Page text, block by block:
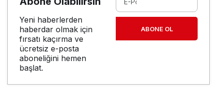
Yeni haberlerden
haberdar olmak için
fırsatı kaçırma ve
ücretsiz e-posta
aboneliğini hemen
başlat.
ABONE OL